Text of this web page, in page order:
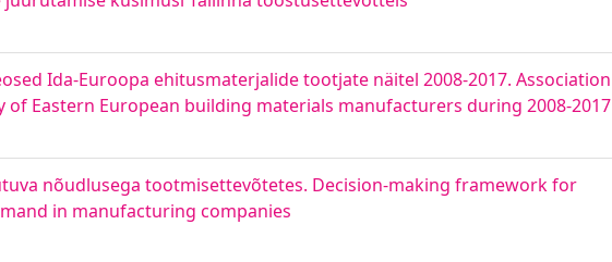
Ida-Euroopa ehitusmaterjalide tootjate näitel 2008-2017. Association
Eastern European building materials manufacturers during 2008-2017
nõudlusega tootmisettevõtetes. Decision-making framework for
in manufacturing companies